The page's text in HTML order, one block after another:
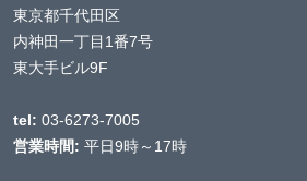
東京都千代田区
内神田一丁目1番7号
東大手ビル9F
tel: 03-6273-7005
営業時間: 平日9時～17時